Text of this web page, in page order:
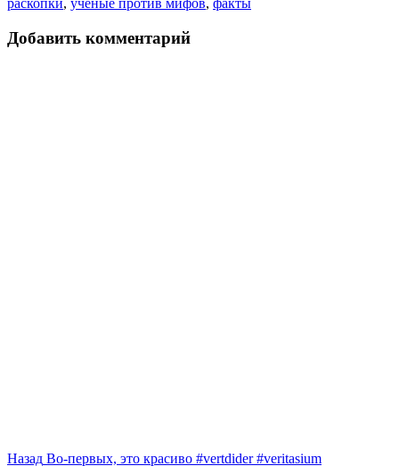
Добавить комментарий
Назад Предыдущая
Во-первых, это красиво #vertdider #veritasium